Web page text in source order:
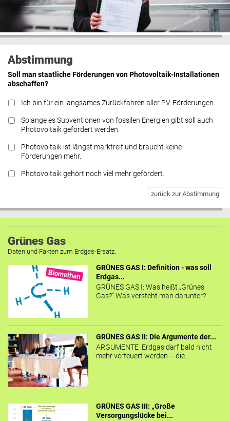
Abstimmung
Soll man staatliche Förderungen von Photovoltaik-Installationen
abschaffen?
Ich bin für ein langsames Zurückfahren aller PV-Förderungen.
Solange es Subventionen von fossilen Energien gibt soll auch
Photovoltaik gefördert werden.
Photovoltaik ist längst marktreif und braucht keine
Förderungen mehr.
Photovoltaik gehört noch viel mehr gefördert.
zurück zur Abstimmung
Grünes Gas
Daten und Fakten zum Erdgas-Ersatz.
GRÜNES GAS I: Definition - was soll
Erdgas...
GRÜNES GAS I: Was heißt „Grünes
Gas?“ Was versteht man darunter?...
GRÜNES GAS II: Die Argumente der...
ARGUMENTE Erdgas darf bald nicht
mehr verfeuert werden – die...
GRÜNES GAS III: „Große
Versorgungslücke bei...